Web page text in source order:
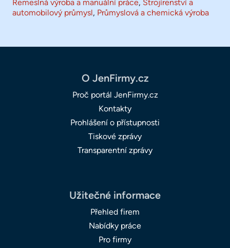
Řemeslná výroba a manuální práce, Strojírenství a
automobilový průmysl, Průmyslová a chemická výroba
O JenFirmy.cz
Proč portál JenFirmy.cz
Kontakty
Prohlášení o přístupnosti
Tiskové zprávy
Transparentní zprávy
Užitečné informace
Přehled firem
Nabídky práce
Pro firmy